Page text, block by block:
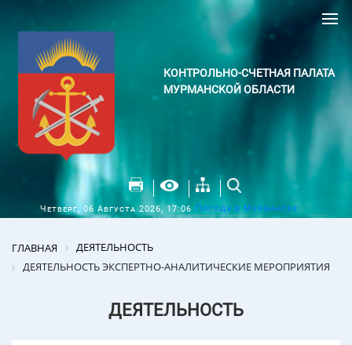
КОНТРОЛЬНО-СЧЕТНАЯ ПАЛАТА
МУРМАНСКОЙ ОБЛАСТИ
Четверг, 06 Августа 2026, 17:06 Погода в Мурманске
ГЛАВНАЯ
ДЕЯТЕЛЬНОСТЬ
ДЕЯТЕЛЬНОСТЬ ЭКСПЕРТНО-АНАЛИТИЧЕСКИЕ МЕРОПРИЯТИЯ
ДЕЯТЕЛЬНОСТЬ